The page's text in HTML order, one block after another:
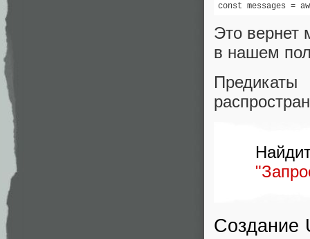
const messages =
Это вернет
в нашем
Создание